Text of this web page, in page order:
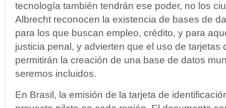
tecnología también tendrán ese poder, no los
Albrecht reconocen la existencia de bases de
para los que buscan empleo, crédito, y para
justicia penal, y advierten que el uso de tarjetas
permitirán la creación de una base de datos
seremos incluidos.
En Brasil, la emisión de la tarjeta de